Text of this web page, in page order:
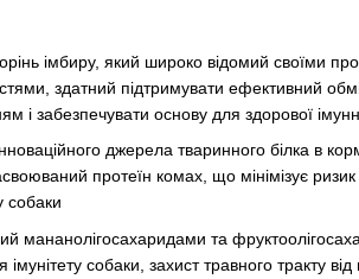
імбиру, який широко відомий своїми
здатний підтримувати ефективний
і забезпечувати основу для здорової
джерела тваринного білка в
протеїн комах, що мінімізує
собаки
мананолігосахаридами та
імунітету собаки, захист травного тракту